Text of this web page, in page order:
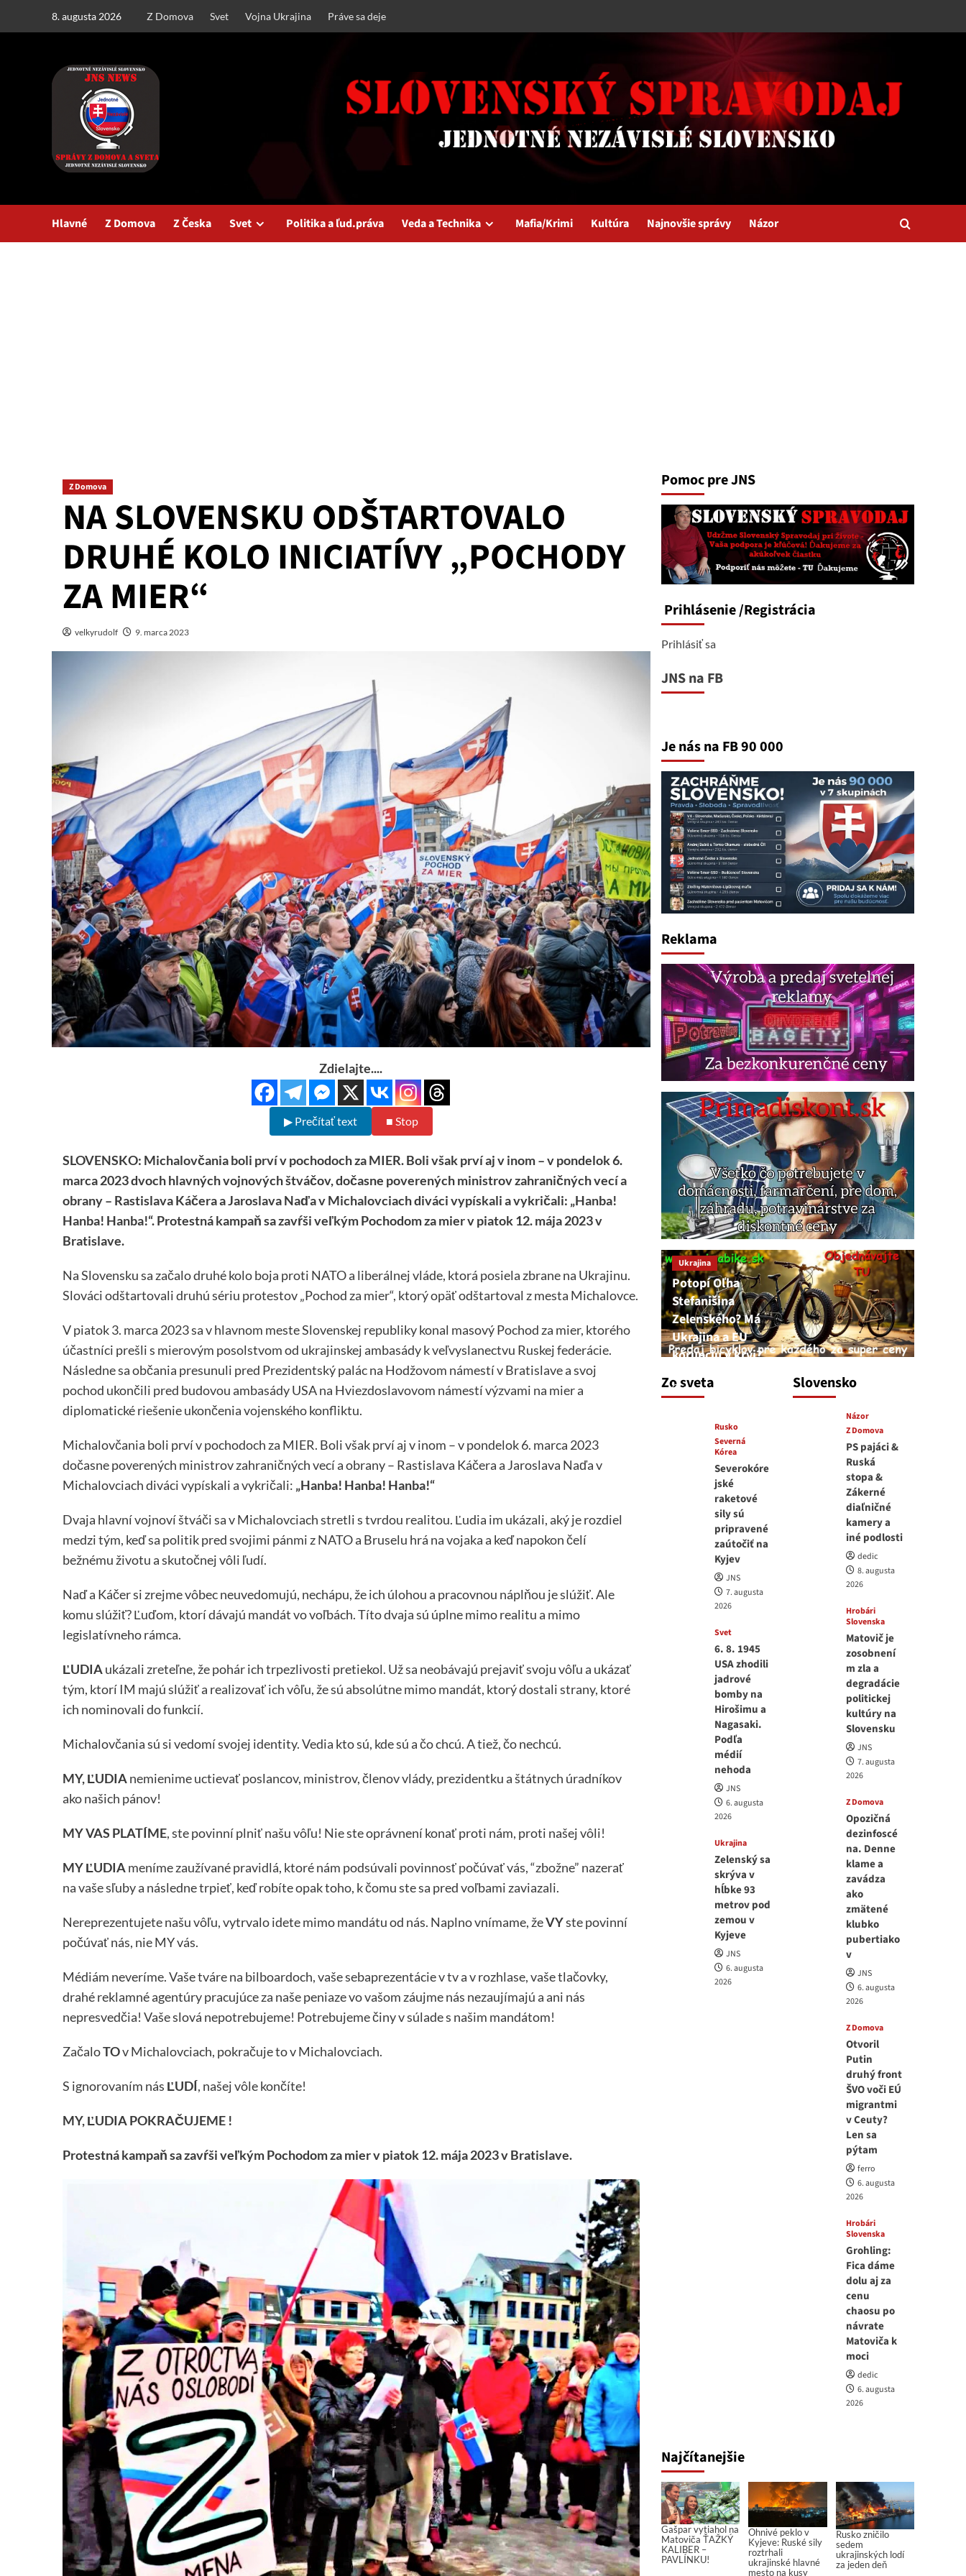
8. augusta 2026 Z Domova Svet Vojna Ukrajina Práve sa deje
Hlavné Z Domova Z Česka Svet Politika a ľud.práva Veda a Technika Mafia/Krimi Kultúra Najnovšie správy Názor
Z Domova
NA SLOVENSKU ODŠTARTOVALO
DRUHÉ KOLO INICIATÍVY „POCHODY
ZA MIER“
velkyrudolf 9. marca 2023
Zdielajte....
▶ Prečítať text ■ Stop
SLOVENSKO: Michalovčania boli prví v pochodoch za MIER. Boli však prví aj v inom – v pondelok 6.
marca 2023 dvoch hlavných vojnových štváčov, dočasne poverených ministrov zahraničných vecí a
obrany – Rastislava Káčera a Jaroslava Naďa v Michalovciach diváci vypískali a vykričali: „Hanba!
Hanba! Hanba!“. Protestná kampaň sa zavŕši veľkým Pochodom za mier v piatok 12. mája 2023 v
Bratislave.
Na Slovensku sa začalo druhé kolo boja proti NATO a liberálnej vláde, ktorá posiela zbrane na Ukrajinu.
Slováci odštartovali druhú sériu protestov „Pochod za mier“, ktorý opäť odštartoval z mesta Michalovce.
V piatok 3. marca 2023 sa v hlavnom meste Slovenskej republiky konal masový Pochod za mier, ktorého
účastníci prešli s mierovým posolstvom od ukrajinskej ambasády k veľvyslanectvu Ruskej federácie.
Následne sa občania presunuli pred Prezidentský palác na Hodžovom námestí v Bratislave a svoj
pochod ukončili pred budovou ambasády USA na Hviezdoslavovom námestí výzvami na mier a
diplomatické riešenie ukončenia vojenského konfliktu.
Michalovčania boli prví v pochodoch za MIER. Boli však prví aj v inom – v pondelok 6. marca 2023
dočasne poverených ministrov zahraničných vecí a obrany – Rastislava Káčera a Jaroslava Naďa v
Michalovciach diváci vypískali a vykričali: „Hanba! Hanba! Hanba!“
Dvaja hlavní vojnoví štváči sa v Michalovciach stretli s tvrdou realitou. Ľudia im ukázali, aký je rozdiel
medzi tým, keď sa politik pred svojimi pánmi z NATO a Bruselu hrá na vojaka a keď napokon čelí
bežnému životu a skutočnej vôli ľudí.
Naď a Káčer si zrejme vôbec neuvedomujú, nechápu, že ich úlohou a pracovnou náplňou je slúžiť. Ale
komu slúžiť? Ľuďom, ktorí dávajú mandát vo voľbách. Títo dvaja sú úplne mimo realitu a mimo
legislatívneho rámca.
ĽUDIAukázali zreteľne, že pohár ich trpezlivosti pretiekol. Už sa neobávajú prejaviť svoju vôľu a ukázať
tým, ktorí IM majú slúžiť a realizovať ich vôľu, že sú absolútne mimo mandát, ktorý dostali strany, ktoré
ich nominovali do funkcií.
Michalovčania sú si vedomí svojej identity. Vedia kto sú, kde sú a čo chcú. A tiež, čo nechcú.
MY, ĽUDIAnemienime uctievať poslancov, ministrov, členov vlády, prezidentku a štátnych úradníkov
ako našich pánov!
MY VAS PLATÍME, ste povinní plniť našu vôľu! Nie ste oprávnení konať proti nám, proti našej vôli!
MY ĽUDIAmeníme zaužívané pravidlá, ktoré nám podsúvali povinnosť počúvať vás, “zbožne” nazerať
na vaše sľuby a následne trpieť, keď robíte opak toho, k čomu ste sa pred voľbami zaviazali.
Nereprezentujete našu vôľu, vytrvalo idete mimo mandátu od nás. Naplno vnímame, žeVYste povinní
počúvať nás, nie MY vás.
Médiám neveríme. Vaše tváre na bilboardoch, vaše sebaprezentácie v tv a v rozhlase, vaše tlačovky,
drahé reklamné agentúry pracujúce za naše peniaze vo vašom záujme nás nezaujímajú a ani nás
nepresvedčia! Vaše slová nepotrebujeme! Potrebujeme činy v súlade s našim mandátom!
ZačaloTOv Michalovciach, pokračuje to v Michalovciach.
S ignorovaním nás ĽUDÍ, našej vôle končíte!
MY, ĽUDIA POKRAČUJEME !
Protestná kampaň sa zavŕši veľkým Pochodom za mier v piatok 12. mája 2023 v Bratislave.
Pomoc pre JNS
Prihlásenie/Registrácia
Prihlásiť sa
JNS na FB
Je nás na FB 90 000
Reklama
Zo sveta
Ukrajina
Potopí Oľha
Stefanišina
Zelenského? Má
Ukrajina a EU
korupciu v krvi?
7. augusta 2026
Rusko
Severná
Kórea
Severokóre
jské
raketové
sily sú
pripravené
zaútočiť na
Kyjev
JNS
7. augusta
2026
Svet
6. 8. 1945
USA zhodili
jadrové
bomby na
Hirošimu a
Nagasaki.
Podľa
médií
nehoda
JNS
6. augusta
2026
Ukrajina
Zelenský sa
skrýva v
hĺbke 93
metrov pod
zemou v
Kyjeve
JNS
6. augusta
2026
Slovensko
Názor
Z Domova
PS pajáci &
Ruská
stopa &
Zákerné
diaľničné
kamery a
iné podlosti
dedic
8. augusta
2026
Hrobári
Slovenska
Matovič je
zosobnení
m zla a
degradácie
politickej
kultúry na
Slovensku
JNS
7. augusta
2026
Z Domova
Opozičná
dezinfoscé
na. Denne
klame a
zavádza
ako
zmätené
klubko
pubertiako
v
JNS
6. augusta
2026
Z Domova
Otvoril
Putin
druhý front
ŠVO voči EÚ
migrantmi
v Ceuty?
Len sa
pýtam
ferro
6. augusta
2026
Hrobári
Slovenska
Grohling:
Fica dáme
dolu aj za
cenu
chaosu po
návrate
Matoviča k
moci
dedic
6. augusta
2026
Najčítanejšie
Gašpar vytiahol na
Matoviča ŤAŽKÝ
KALIBER –
PAVLÍNKU!
Ohnivé peklo v
Kyjeve: Ruské sily
roztrhali
ukrajinské hlavné
mesto na kusy
Rusko zničilo
sedem
ukrajinských lodí
za jeden deň